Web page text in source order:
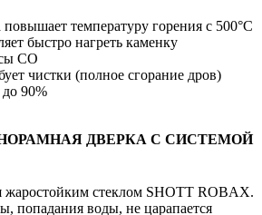
температуру горения с 500°С
быстро нагреть каменку
СО
чистки (полное сгорание дров)
90%
ДВЕРКА С СИСТЕМОЙ
жаростойким стеклом SHOTT ROBAX.
попадания воды, не царапается